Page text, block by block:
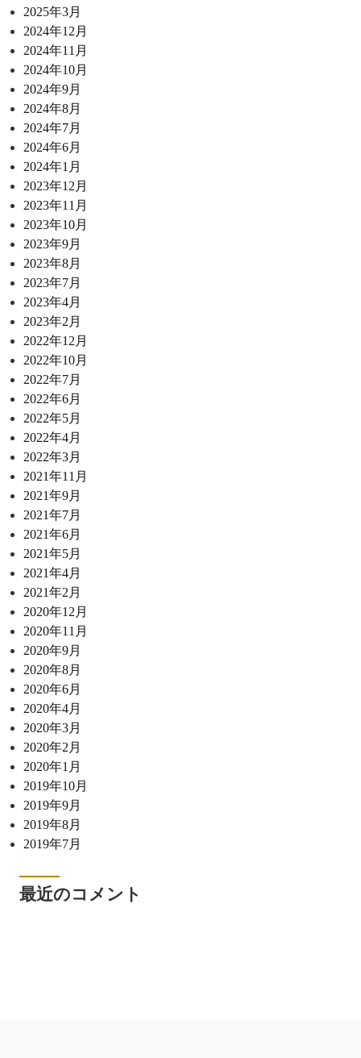
2025年3月
2024年12月
2024年11月
2024年10月
2024年9月
2024年8月
2024年7月
2024年6月
2024年1月
2023年12月
2023年11月
2023年10月
2023年9月
2023年8月
2023年7月
2023年4月
2023年2月
2022年12月
2022年10月
2022年7月
2022年6月
2022年5月
2022年4月
2022年3月
2021年11月
2021年9月
2021年7月
2021年6月
2021年5月
2021年4月
2021年2月
2020年12月
2020年11月
2020年9月
2020年8月
2020年6月
2020年4月
2020年3月
2020年2月
2020年1月
2019年10月
2019年9月
2019年8月
2019年7月
最近のコメント